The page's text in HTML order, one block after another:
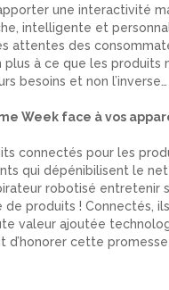
une interactivité
intelligente et
attentes des
plus à ce que les produits
besoins et non l’inverse…
Week face à vos
connectés pour les
qui dépénibilisent le
robotisé entretenir
produits ! Connectés,
valeur ajoutée
d’honorer cette promesse